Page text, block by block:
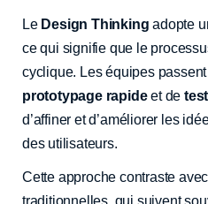
Le Design Thinking adopte
ce qui signifie que le
cyclique. Les équipes
prototypage rapideet de
d’affiner et d’améliorer les
des utilisateurs.
Cette approche contraste
traditionnelles, qui suivent